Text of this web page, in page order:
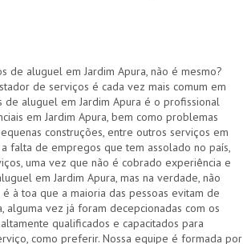
de aluguel em Jardim Apura, não é mesmo?
de serviços é cada vez mais comum em
aluguel em Jardim Apura é o profissional
em Jardim Apura, bem como problemas
construções, entre outros serviços em
falta de empregos que tem assolado no país,
uma vez que não é cobrado experiência e
em Jardim Apura, mas na verdade, não
à toa que a maioria das pessoas evitam de
vez já foram decepcionadas com os
qualificados e capacitados para
como preferir. Nossa equipe é formada por